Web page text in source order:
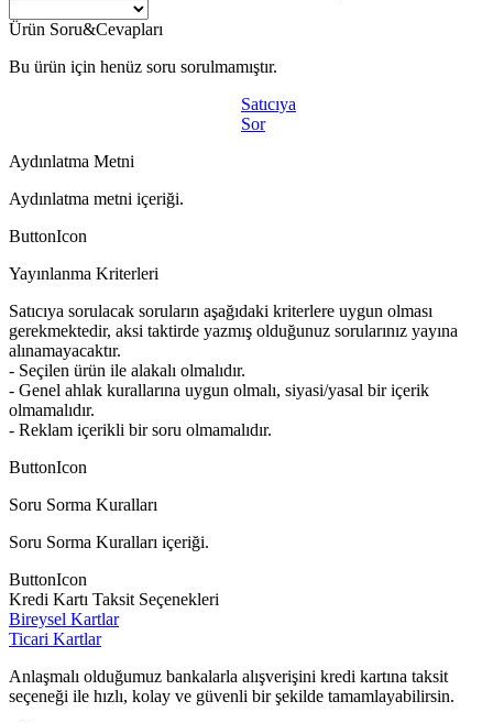
Ürün Soru&Cevapları
Bu ürün için henüz soru sorulmamıştır.
Satıcıya
Sor
Aydınlatma Metni
Aydınlatma metni içeriği.
ButtonIcon
Yayınlanma Kriterleri
Satıcıya sorulacak soruların aşağıdaki kriterlere uygun olması
gerekmektedir, aksi taktirde yazmış olduğunuz sorularınız yayına
alınamayacaktır.
- Seçilen ürün ile alakalı olmalıdır.
- Genel ahlak kurallarına uygun olmalı, siyasi/yasal bir içerik
olmamalıdır.
- Reklam içerikli bir soru olmamalıdır.
ButtonIcon
Soru Sorma Kuralları
Soru Sorma Kuralları içeriği.
ButtonIcon
Kredi Kartı Taksit Seçenekleri
Bireysel Kartlar
Ticari Kartlar
Anlaşmalı olduğumuz bankalarla alışverişini kredi kartına taksit
seçeneği ile hızlı, kolay ve güvenli bir şekilde tamamlayabilirsin.